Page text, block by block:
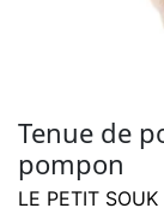
Tenue de
pompon
LE PETIT SOUK